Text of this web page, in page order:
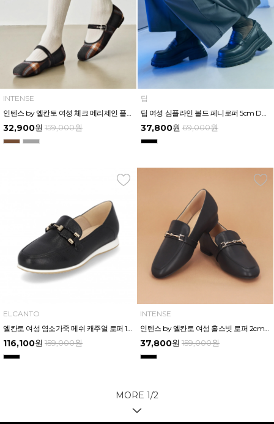
INTENSE
인텐스 by 엘칸토 여성 체크 메리제인 플랫 LCWD50I439
32,900원 159,000원
딥
딥 여성 심플라인 볼드 페니로퍼 5cm DPWC99D426
37,800원 69,000원
ELCANTO
엘칸토 여성 염소가죽 메쉬 캐주얼 로퍼 1.5cm LCWC14U413
116,100원 159,000원
INTENSE
인텐스 by 엘칸토 여성 홀스빗 로퍼 2cm LCWD20I413
37,800원 159,000원
MORE 1/2